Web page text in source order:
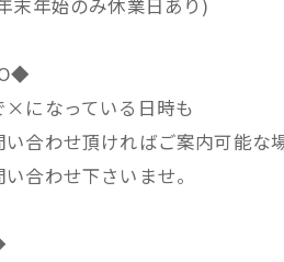
末年始のみ休業日あり)
×になっている日時も
合わせ頂ければご案内可能な
合わせ下さいませ。